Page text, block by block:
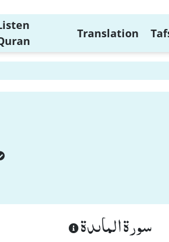
Translation
سورة الماىدة